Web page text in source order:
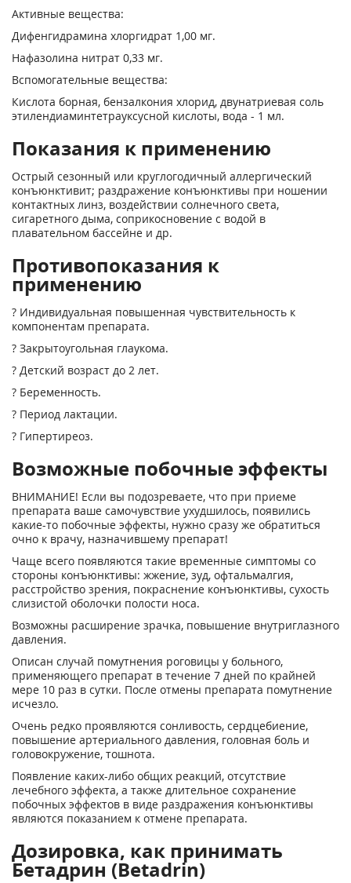
Активные вещества:
Дифенгидрамина хлоргидрат 1,00 мг.
Нафазолина нитрат 0,33 мг.
Вспомогательные вещества:
Кислота борная, бензалкония хлорид, двунатриевая соль
этилендиаминтетрауксусной кислоты, вода - 1 мл.
Показания к применению
Острый сезонный или круглогодичный аллергический
конъюнктивит; раздражение конъюнктивы при ношении
контактных линз, воздействии солнечного света,
сигаретного дыма, соприкосновение с водой в
плавательном бассейне и др.
Противопоказания к
применению
? Индивидуальная повышенная чувствительность к
компонентам препарата.
? Закрытоугольная глаукома.
? Детский возраст до 2 лет.
? Беременность.
? Период лактации.
? Гипертиреоз.
Возможные побочные эффекты
ВНИМАНИЕ! Если вы подозреваете, что при приеме
препарата ваше самочувствие ухудшилось, появились
какие-то побочные эффекты, нужно сразу же обратиться
очно к врачу, назначившему препарат!
Чаще всего появляются такие временные симптомы со
стороны конъюнктивы: жжение, зуд, офтальмалгия,
расстройство зрения, покраснение конъюнктивы, сухость
слизистой оболочки полости носа.
Возможны расширение зрачка, повышение внутриглазного
давления.
Описан случай помутнения роговицы у больного,
применяющего препарат в течение 7 дней по крайней
мере 10 раз в сутки. После отмены препарата помутнение
исчезло.
Очень редко проявляются сонливость, сердцебиение,
повышение артериального давления, головная боль и
головокружение, тошнота.
Появление каких-либо общих реакций, отсутствие
лечебного эффекта, а также длительное сохранение
побочных эффектов в виде раздражения конъюнктивы
являются показанием к отмене препарата.
Дозировка, как принимать
Бетадрин (Betadrin)